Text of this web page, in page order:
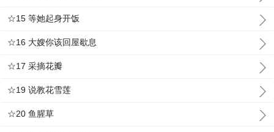
☆15 等她起身开饭
☆16 大嫂你该回屋歇息
☆17 采摘花瓣
☆19 说教花雪莲
☆20 鱼腥草